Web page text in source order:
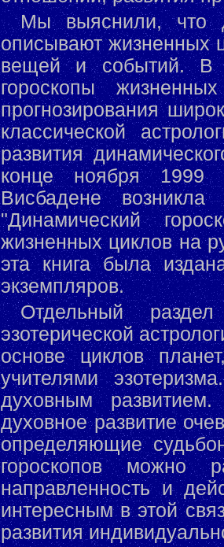
Мы выяснили, что
описывают жизненных
вещей и событий. В
гороскопы
прогнозирования
классической
развития
конце ноября 1999
Висбадене возникла
"Динамический
жизненных циклов на
эта книга была
экземпляров.
Отдельный
эзотерической
основе циклов
учителями
духовным
духовное развитие
определяющие
гороскопов можно
направленность и
интересным в этой
развития